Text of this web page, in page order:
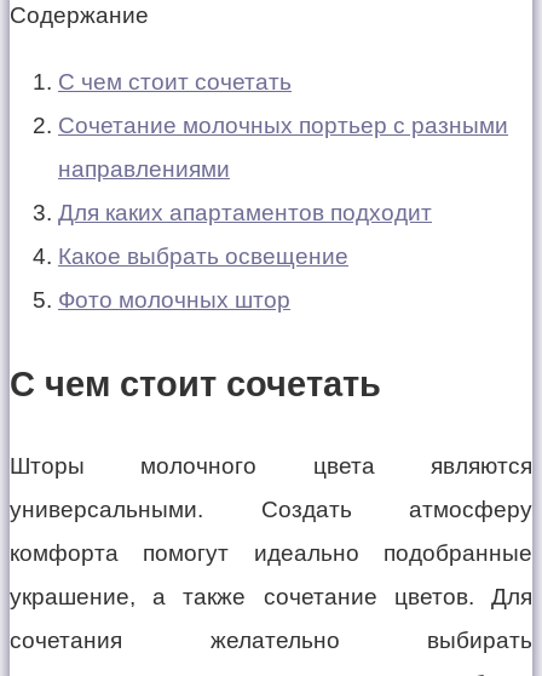
Содержание
С чем стоит сочетать
Сочетание молочных портьер с разными
направлениями
Для каких апартаментов подходит
Какое выбрать освещение
Фото молочных штор
С чем стоит сочетать
Шторы молочного цвета являются
универсальными. Создать атмосферу
комфорта помогут идеально подобранные
украшение, а также сочетание цветов. Для
сочетания желательно выбирать